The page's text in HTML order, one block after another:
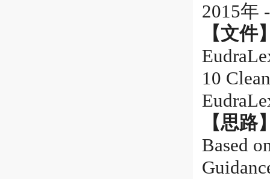
2015年
【文件
10
【思路
Based